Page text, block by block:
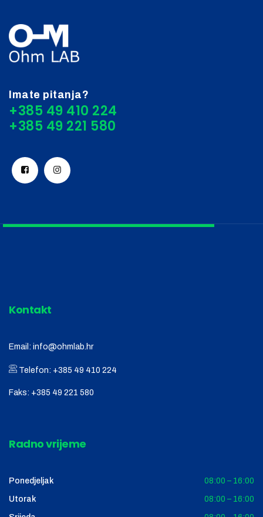
Imate pitanja?
+385 49 410 224
Kontakt
Email: info@ohmlab.hr
Telefon: +385 49 410 224
Faks: +385 49 221 580
Radno vrijeme
Ponedjeljak 08:00 – 16:00
Utorak 08:00 – 16:00